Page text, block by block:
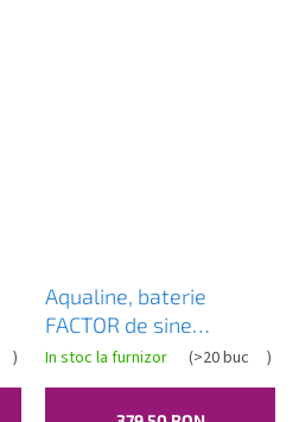
)
Aqualine, baterie
FACTOR de sine
stătătoare pentru
chiuvetă fără priză,
crom, FC103
In stoc la furnizor (>20 buc )